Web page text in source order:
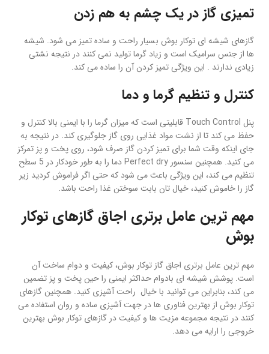
تمیزی گاز در یک چشم به هم زدن
گازهای شیشه ای توکار بوش بسیار راحت و ساده تمیز می شود. شیشه
ها از جنس سرامیک است و زیاد گرما تولید نمی کنند در نتیجه نشتی
زیادی ندارند . این ویژگی تمیز کردن آن را ساده می کند.
کنترل و تنظیم گرما و دما
پنل Touch Control قابلیتی است که میزان گرما را با ایمنی بالا کنترل و
حفظ می کند تا از نشت مواد غذایی روی گاز جلوگیری کند. در نتیجه به
جای اینکه وقت شما برای تمیز کردن گاز صرف شود، روی پخت و پز تمرکز
می کنید. همچنین سنسور Perfect dry دما را به طور خودکار در 5 سطح
تنظیم می کند، این ویژگی باعث می شود که حتی اگر فراموش کردید زیر
گاز را خاموش کنید، خیال تان بابت سوختن غذا راحت باشد.
مهم ترین عامل برتری اجاق گازهای توکار
بوش
مهم ترین عامل برتری اجاق گاز توکار بوش، کیفیت و دوام ساخت آن
است. پوشش شیشه ای بادوام حداکثر ایمنی را حین پخت و پز تضمین
می کند، بنابراین می توانید با خیال راحت آشپزی کنید. همچنین گازهای
توکار بوش از بهترین فناوری ها در جهت آشپزی ساده و روان استفاده می
کنند در نتیجه مجموعه مزیت ها و کیفیت در گازهای توکار بوش بهترین
خروجی را ارایه می دهد.